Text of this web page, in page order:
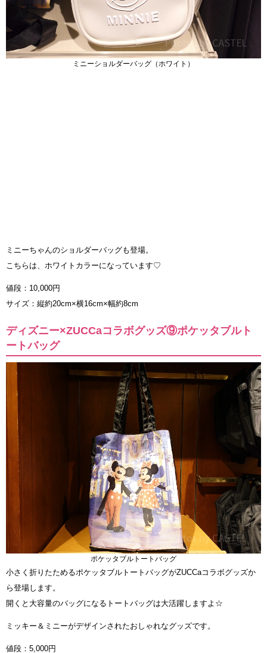
ミニーショルダーバッグ（ホワイト）
ミニーちゃんのショルダーバッグも登場。
こちらは、ホワイトカラーになっています♡
値段：10,000円
サイズ：縦約20cm×横16cm×幅約8cm
ディズニー×ZUCCaコラボグッズ⑨ポケッタブルト
ートバッグ
ポケッタブルトートバッグ
小さく折りたためるポケッタブルトートバッグがZUCCaコラボグッズか
ら登場します。
開くと大容量のバッグになるトートバッグは大活躍しますよ☆
ミッキー＆ミニーがデザインされたおしゃれなグッズです。
値段：5,000円